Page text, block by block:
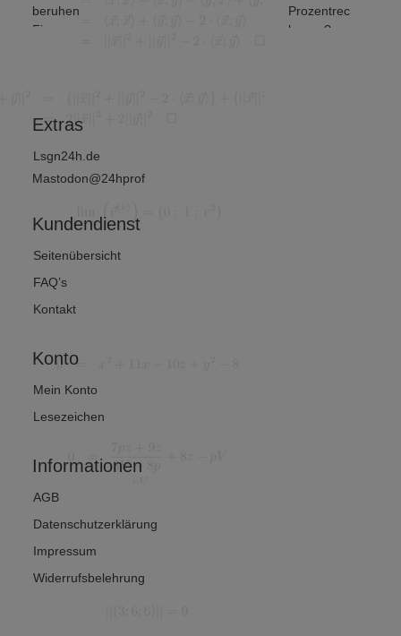
beruhen
Finanz-
Prozentrec
hnung?
Extras
Lsgn24h.de
Mastodon@24hprof
Kundendienst
Seitenübersicht
FAQ’s
Kontakt
Konto
Mein Konto
Lesezeichen
Informationen
AGB
Datenschutzerklärung
Impressum
Widerrufsbelehrung